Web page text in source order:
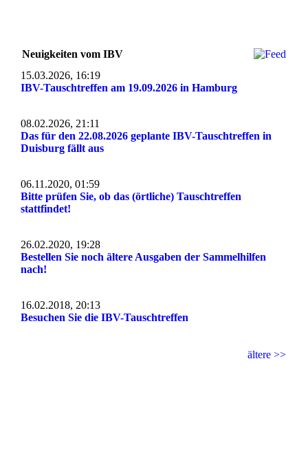
Neuigkeiten vom IBV
15.03.2026, 16:19
IBV-Tauschtreffen am 19.09.2026 in Hamburg
08.02.2026, 21:11
Das für den 22.08.2026 geplante IBV-Tauschtreffen in
Duisburg fällt aus
06.11.2020, 01:59
Bitte prüfen Sie, ob das (örtliche) Tauschtreffen
stattfindet!
26.02.2020, 19:28
Bestellen Sie noch ältere Ausgaben der Sammelhilfen
nach!
16.02.2018, 20:13
Besuchen Sie die IBV-Tauschtreffen
ältere >>